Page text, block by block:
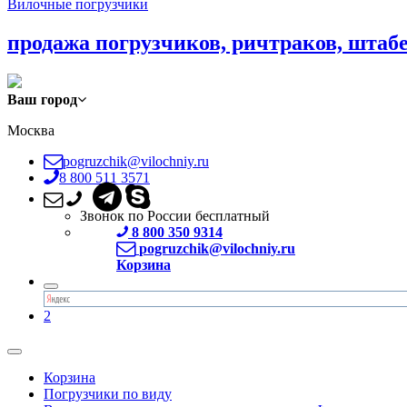
Вилочные погрузчики
продажа погрузчиков, ричтраков,
Ваш город
Москва
pogruzchik@vilochniy.ru
8 800 511 3571
Звонок по России бесплатный
8 800 350 9314
pogruzchik@vilochniy.ru
Корзина
2
Корзина
Погрузчики по виду